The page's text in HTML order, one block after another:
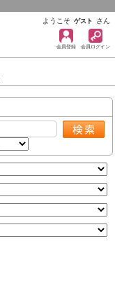
ようこそ ゲスト さん
会員登録 会員ログイン